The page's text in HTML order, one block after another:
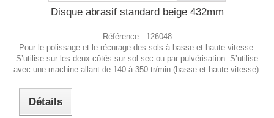
Disque abrasif standard beige 432mm
Référence : 126048
Pour le polissage et le récurage des sols à basse et haute vitesse.
S’utilise sur les deux côtés sur sol sec ou par pulvérisation. S’utilise
avec une machine allant de 140 à 350 tr/min (basse et haute vitesse).
Détails